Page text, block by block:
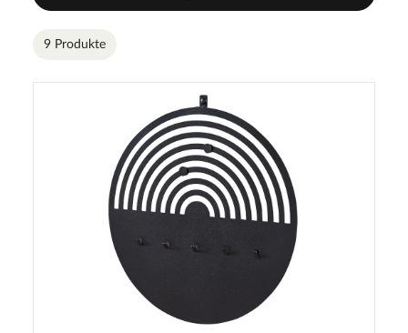
9 Produkte